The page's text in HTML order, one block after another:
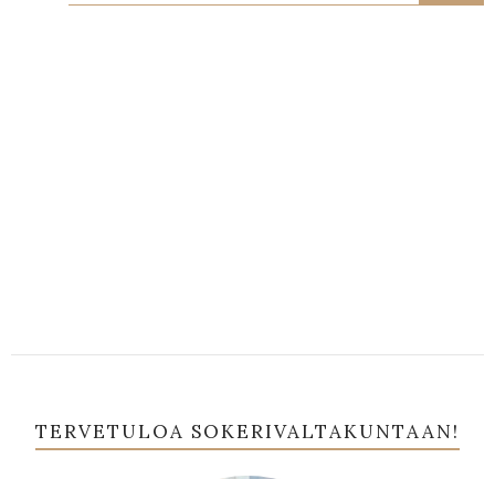
TERVETULOA SOKERIVALTAKUNTAAN!